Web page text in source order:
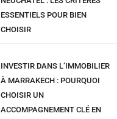
ESSENTIELS POUR BIEN
CHOISIR
INVESTIR DANS L’IMMOBILIER
À MARRAKECH : POURQUOI
CHOISIR UN
ACCOMPAGNEMENT CLÉ EN